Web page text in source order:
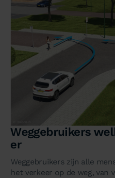
Weggebruikers
er
Weggebruikers zijn alle
het verkeer op de weg, van